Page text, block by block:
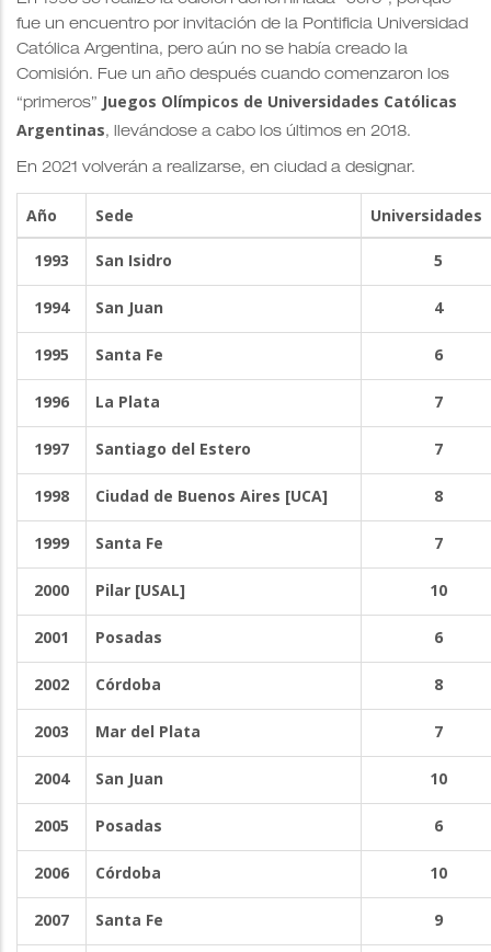
fue un encuentro por invitación de la Pontificia Universidad
Católica Argentina, pero aún no se había creado la
Comisión. Fue un año después cuando comenzaron los
“primeros” Juegos Olímpicos de Universidades Católicas
Argentinas, llevándose a cabo los últimos en 2018.
En 2021 volverán a realizarse, en ciudad a designar.
Año Sede Universidades
1993 San Isidro 5
1994 San Juan 4
1995 Santa Fe 6
1996 La Plata 7
1997 Santiago del Estero 7
1998 Ciudad de Buenos Aires [UCA] 8
1999 Santa Fe 7
2000 Pilar [USAL] 10
2001 Posadas 6
2002 Córdoba 8
2003 Mar del Plata 7
2004 San Juan 10
2005 Posadas 6
2006 Córdoba 10
2007 Santa Fe 9